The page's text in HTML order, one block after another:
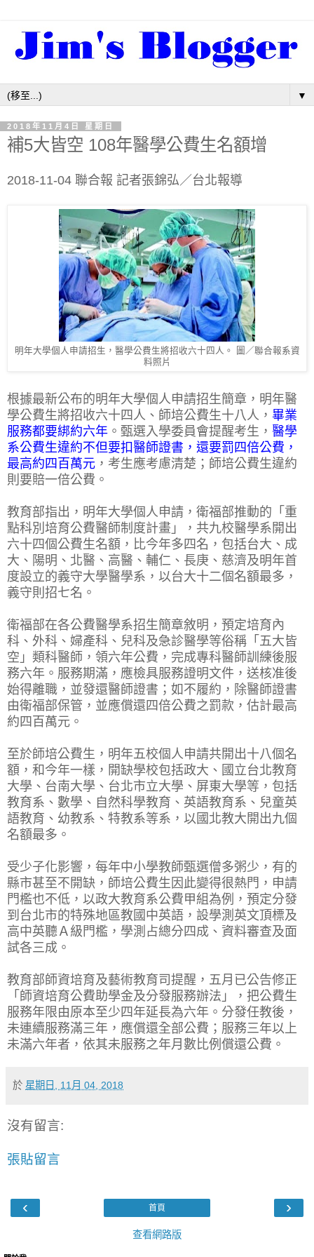
▼
2018年11月4日 星期日
補5大皆空 108年醫學公費生名額增
2018-11-04 聯合報 記者張錦弘／台北報導
明年大學個人申請招生，醫學公費生將招收六十四人。 圖／聯合報系資
料照片
根據最新公布的明年大學個人申請招生簡章，明年醫
學公費生將招收六十四人、師培公費生十八人， 畢業
服務都要綁約六年 。甄選入學委員會提醒考生， 醫學
系公費生違約不但要扣醫師證書，還要罰四倍公費，
最高約四百萬元 ，考生應考慮清楚；師培公費生違約
則要賠一倍公費。
教育部指出，明年大學個人申請，衛福部推動的「重
點科別培育公費醫師制度計畫」，共九校醫學系開出
六十四個公費生名額，比今年多四名，包括台大、成
大、陽明、北醫、高醫、輔仁、長庚、慈濟及明年首
度設立的義守大學醫學系，以台大十二個名額最多，
義守則招七名。
衛福部在各公費醫學系招生簡章敘明，預定培育內
科、外科、婦產科、兒科及急診醫學等俗稱「五大皆
空」類科醫師，領六年公費，完成專科醫師訓練後服
務六年。服務期滿，應檢具服務證明文件，送核准後
始得離職，並發還醫師證書；如不履約，除醫師證書
由衛福部保管，並應償還四倍公費之罰款，估計最高
約四百萬元。
至於師培公費生，明年五校個人申請共開出十八個名
額，和今年一樣，開缺學校包括政大、國立台北教育
大學、台南大學、台北市立大學、屏東大學等，包括
教育系、數學、自然科學教育、英語教育系、兒童英
語教育、幼教系、特教系等系，以國北教大開出九個
名額最多。
受少子化影響，每年中小學教師甄選僧多粥少，有的
縣市甚至不開缺，師培公費生因此變得很熱門，申請
門檻也不低，以政大教育系公費甲組為例，預定分發
到台北市的特殊地區教國中英語，設學測英文頂標及
高中英聽Ａ級門檻，學測占總分四成、資料審查及面
試各三成。
教育部師資培育及藝術教育司提醒，五月已公告修正
「師資培育公費助學金及分發服務辦法」，把公費生
服務年限由原本至少四年延長為六年。分發任教後，
未連續服務滿三年，應償還全部公費；服務三年以上
未滿六年者，依其未服務之年月數比例償還公費。
於 星期日, 11月 04, 2018
沒有留言:
張貼留言
‹ ›
首頁
查看網路版